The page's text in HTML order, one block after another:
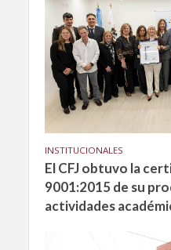
INSTITUCIONALES
El CFJ obtuvo la
9001:2015 de su
actividades